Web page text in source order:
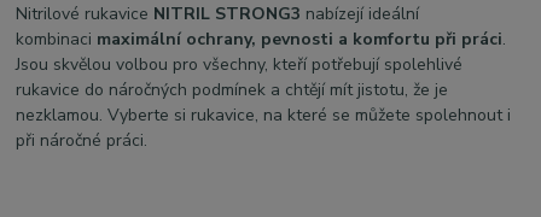
Nitrilové rukavice NITRIL STRONG3 nabízejí ideální
kombinaci maximální ochrany, pevnosti a komfortu při práci.
Jsou skvělou volbou pro všechny, kteří potřebují spolehlivé
rukavice do náročných podmínek a chtějí mít jistotu, že je
nezklamou. Vyberte si rukavice, na které se můžete spolehnout i
při náročné práci.